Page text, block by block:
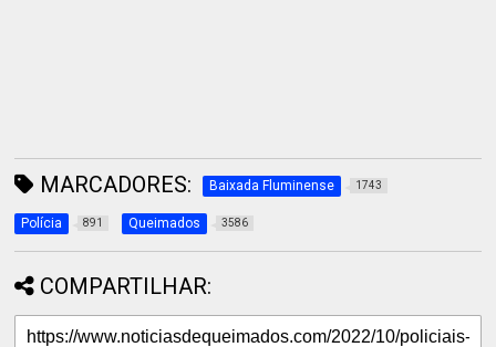
MARCADORES: Baixada Fluminense 1743
Polícia 891 Queimados 3586
COMPARTILHAR: